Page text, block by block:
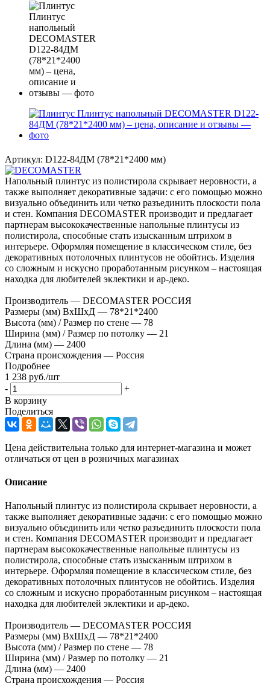
Артикул: D122-84ДМ (78*21*2400 мм)
Напольный плинтус из полистирола скрывает неровности, а
также выполняет декоративные задачи: с его помощью можно
визуально объединить или четко разъединить плоскости пола
и стен. Компания DECOMASTER производит и предлагает
партнерам высококачественные напольные плинтусы из
полистирола, способные стать изысканным штрихом в
интерьере. Оформляя помещение в классическом стиле, без
декоративных потолочных плинтусов не обойтись. Изделия
со сложным и искусно проработанным рисунком – настоящая
находка для любителей эклектики и ар-деко.
Производитель — DECOMASTER РОССИЯ
Размеры (мм) ВхШхД — 78*21*2400
Высота (мм) / Размер по стене — 78
Ширина (мм) / Размер по потолку — 21
Длина (мм) — 2400
Страна происхождения — Россия
Подробнее
1 238 руб./шт
-
+
В корзину
Поделиться
Цена действительна только для интернет-магазина и может
отличаться от цен в розничных магазинах
Описание
Напольный плинтус из полистирола скрывает неровности, а
также выполняет декоративные задачи: с его помощью можно
визуально объединить или четко разъединить плоскости пола
и стен. Компания DECOMASTER производит и предлагает
партнерам высококачественные напольные плинтусы из
полистирола, способные стать изысканным штрихом в
интерьере. Оформляя помещение в классическом стиле, без
декоративных потолочных плинтусов не обойтись. Изделия
со сложным и искусно проработанным рисунком – настоящая
находка для любителей эклектики и ар-деко.
Производитель — DECOMASTER РОССИЯ
Размеры (мм) ВхШхД — 78*21*2400
Высота (мм) / Размер по стене — 78
Ширина (мм) / Размер по потолку — 21
Длина (мм) — 2400
Страна происхождения — Россия